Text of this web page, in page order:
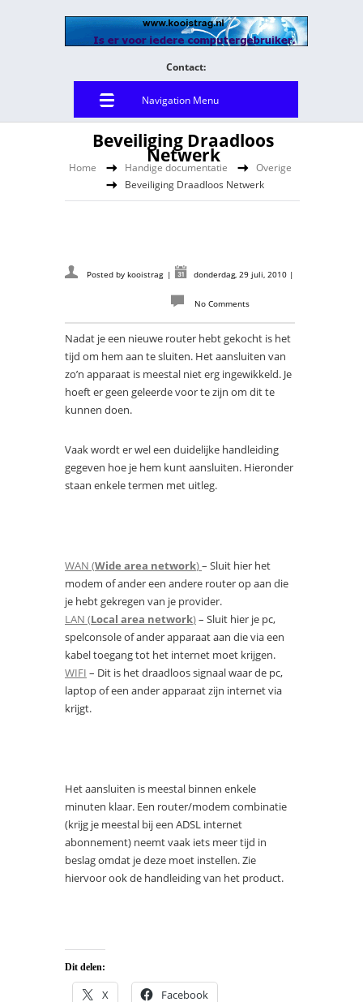
Contact:
Navigation Menu
Home Handige documentatie
Overige
Beveiliging Draadloos Netwerk
Beveiliging Draadloos
Netwerk
Posted by kooistrag | donderdag, 29 juli, 2010 |
No Comments
Nadat je een nieuwe router hebt gekocht is het
tijd om hem aan te sluiten. Het aansluiten van
zo’n apparaat is meestal niet erg ingewikkeld. Je
hoeft er geen geleerde voor te zijn om dit te
kunnen doen.
Vaak wordt er wel een duidelijke handleiding
gegeven hoe je hem kunt aansluiten. Hieronder
staan enkele termen met uitleg.
WAN (Wide area network)– Sluit hier het
modem of ander een andere router op aan die
je hebt gekregen van je provider.
LAN (Local area network)– Sluit hier je pc,
spelconsole of ander apparaat aan die via een
kabel toegang tot het internet moet krijgen.
WIFI – Dit is het draadloos signaal waar de pc,
laptop of een ander apparaat zijn internet via
krijgt.
Het aansluiten is meestal binnen enkele
minuten klaar. Een router/modem combinatie
(krijg je meestal bij een ADSL internet
abonnement) neemt vaak iets meer tijd in
beslag omdat je deze moet instellen. Zie
hiervoor ook de handleiding van het product.
Dit delen:
X Facebook